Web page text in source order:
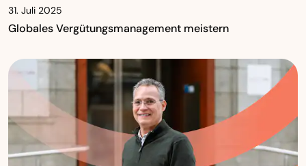
31. Juli 2025
Globales Vergütungsmanagement meistern